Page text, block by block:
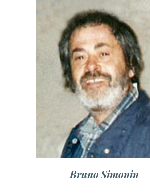
Bruno Simonin